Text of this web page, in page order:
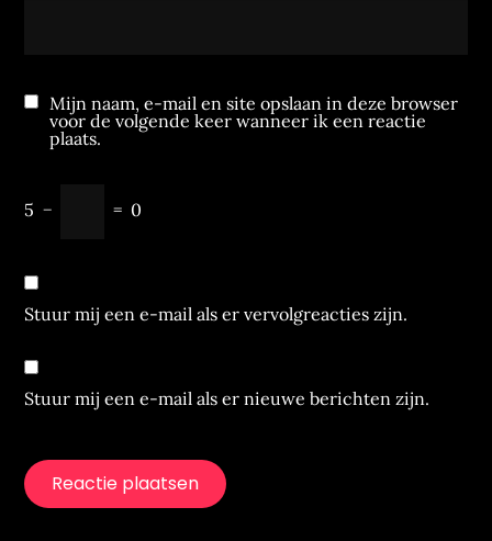
Mijn naam, e-mail en site opslaan in deze browser
voor de volgende keer wanneer ik een reactie
plaats.
5 − = 0
Stuur mij een e-mail als er vervolgreacties zijn.
Stuur mij een e-mail als er nieuwe berichten zijn.